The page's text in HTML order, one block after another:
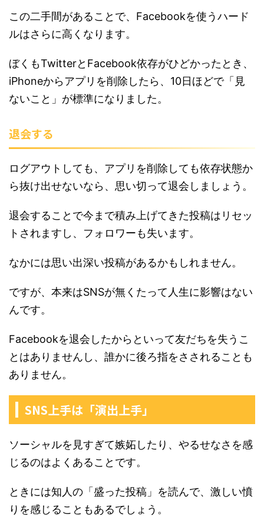
この二手間があることで、Facebookを使うハード
ルはさらに高くなります。
ぼくもTwitterとFacebook依存がひどかったとき、
iPhoneからアプリを削除したら、10日ほどで「見
ないこと」が標準になりました。
退会する
ログアウトしても、アプリを削除しても依存状態か
ら抜け出せないなら、思い切って退会しましょう。
退会することで今まで積み上げてきた投稿はリセッ
トされますし、フォロワーも失います。
なかには思い出深い投稿があるかもしれません。
ですが、本来はSNSが無くたって人生に影響はない
んです。
Facebookを退会したからといって友だちを失うこ
とはありませんし、誰かに後ろ指をさされることも
ありません。
SNS上手は「演出上手」
ソーシャルを見すぎて嫉妬したり、やるせなさを感
じるのはよくあることです。
ときには知人の「盛った投稿」を読んで、激しい憤
りを感じることもあるでしょう。